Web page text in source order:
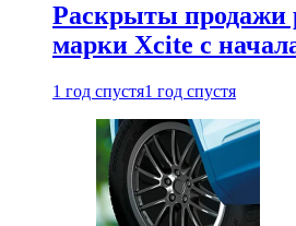
Раскрыты продажи
марки Xcite с
1 год спустя1 год спустя